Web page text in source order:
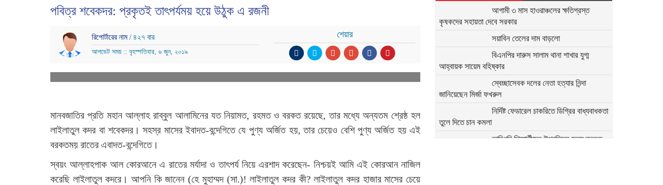
পবিত্র শবেকদর: প্রকৃতই তাৎপর্যময় হয়ে উঠুক এ রজনী
রিপোর্টারের নাম/ ৪২৭ বার
আপডেট সময় :: বৃহস্পতিবার, ৬ জুন, ২০১৯
শেয়ার
মানবজাতির প্রতি মহান আল্লাহ রাব্বুল আলামিনের যত নিয়ামত, রহমত ও বরকত রয়েছে, তার মধ্যে অন্যতম শ্রেষ্ঠ হল
লাইলাতুল কদর বা শবেকদর। সহস্র মাসের ইবাদত-বন্দেগিতে যে পুণ্য অর্জিত হয়, তার চেয়েও বেশি পুণ্য অর্জিত হয় এই
বরকতময় রাতের এবাদত-বন্দেগিতে।
স্বয়ং আল্লাহপাক আল কোরআনে এ রাতের মর্যাদা ও তাৎপর্য নিয়ে এরশাদ করেছেন- নিশ্চয়ই আমি এই কোরআন নাজিল
করেছি লাইলাতুল কদরে। আপনি কি জানেন (হে মুহাম্মদ (সা.)! লাইলাতুল কদর কী? লাইলাতুল কদর হাজার মাসের চেয়ে
আগামী ৩ মাস হাওরাঞ্চলের ক্ষতিগ্রস্ত
কৃষকদের সহায়তা দেবে সরকার
সয়াবিন তেলের দাম বাড়লো
বিএনপির দারুস সালাম থানা শাখার যুগ্ম
আহ্বায়ক সায়েম বহিষ্কার
স্বেচ্ছাসেবক দলের নেতা হত্যার নিন্দা
জানিয়েছেন মির্জা ফখরুল
নির্দিষ্ট ফেডারেল চাকরিতে ডিগ্রির বাধ্যবাধকতা
তুলে দিতে চান কমলা
কারিগরি শিক্ষার্থীদের উপবৃত্তির জন্য ব্লকড